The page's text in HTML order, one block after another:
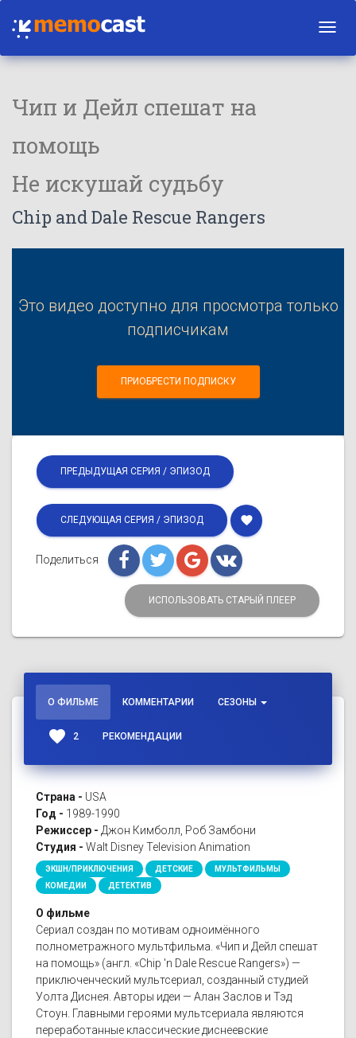
Чип и Дейл спешат на
помощь
Не искушай судьбу
Chip and Dale Rescue Rangers
Это видео доступно для просмотра только
подписчикам
ПРИОБРЕСТИ ПОДПИСКУ
ПРЕДЫДУЩАЯ СЕРИЯ / ЭПИЗОД
СЛЕДУЮЩАЯ СЕРИЯ / ЭПИЗОД favorite
Поделиться
ИСПОЛЬЗОВАТЬ СТАРЫЙ ПЛЕЕР
О ФИЛЬМЕ КОММЕНТАРИИ СЕЗОНЫ
favorite 2 РЕКОМЕНДАЦИИ
Страна - USA
Год - 1989-1990
Режиссер - Джон Кимболл, Роб Замбони
Студия - Walt Disney Television Animation
ЭКШН/ПРИКЛЮЧЕНИЯ ДЕТСКИЕ
МУЛЬТФИЛЬМЫ
КОМЕДИИ
ДЕТЕКТИВ
О фильме
Сериал создан по мотивам одноимённого
полнометражного мультфильма. «Чип и Дейл спешат
на помощь» (англ. «Chip 'n Dale Rescue Rangers») —
приключенческий мультсериал, созданный студией
Уолта Диснея. Авторы идеи — Алан Заслов и Тэд
Стоун. Главными героями мультсериала являются
переработанные классические диснеевские